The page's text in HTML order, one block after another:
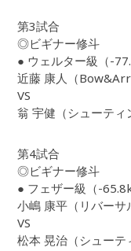
第3試合
◎ビギナー修斗
● ウェルター級（-
近藤 康人（
VS
翁 宇健（シューティ
第4試合
◎ビギナー修斗
● フェザー級（-
小嶋 康平（リバーサ
VS
松本 晃治（シューテ